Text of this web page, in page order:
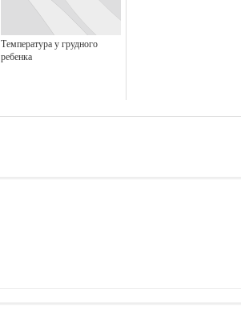
Температура у грудного
ребенка